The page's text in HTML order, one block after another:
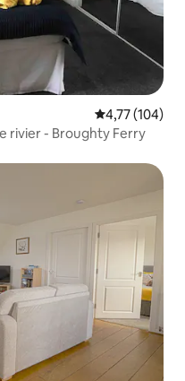
Gemiddelde
4,77 (104)
rivier - Broughty Ferry